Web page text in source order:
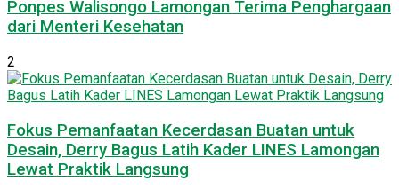
Ponpes Walisongo Lamongan Terima Penghargaan
dari Menteri Kesehatan
2
Fokus Pemanfaatan Kecerdasan Buatan untuk
Desain, Derry Bagus Latih Kader LINES Lamongan
Lewat Praktik Langsung